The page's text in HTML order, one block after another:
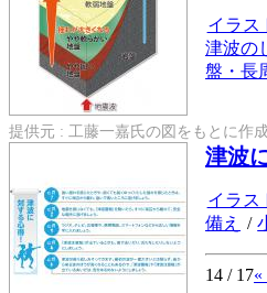
イラス
津波の
盤・長
提供元 : 工藤一嘉氏の図をもとに作
津波
イラス
備え
/
14 / 17